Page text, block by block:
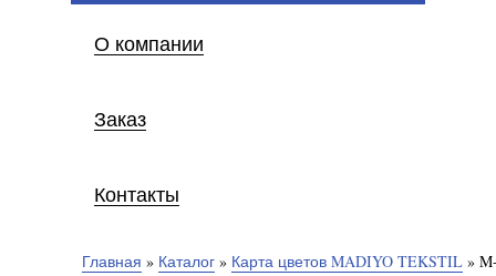
О компании
Заказ
Контакты
Главная » Каталог » Карта цветов MADIYO TEKSTIL »